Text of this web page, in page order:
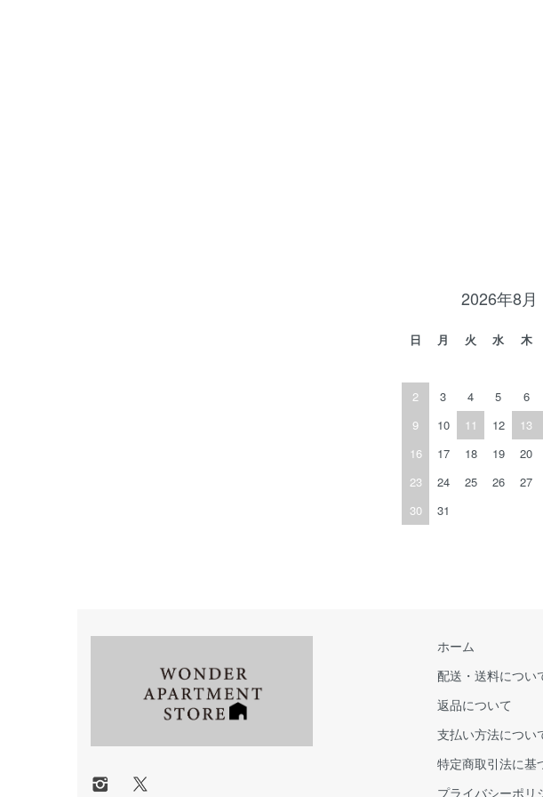
2026年8月
日 月 火 水 木
2
3 4 5 6
9
10 11 12 13
16
17 18 19 20
23
24 25 26 27
30
31
ホーム
配送・送料につい
返品について
支払い方法につい
特定商取引法に基
プライバシーポリ